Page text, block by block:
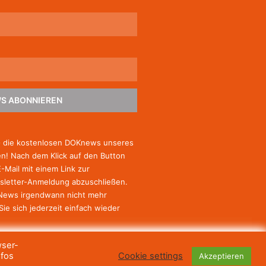
ABONNIEREN
kostenlosen DOKnews unseres
Nach dem Klick auf den Button
Mail mit einem Link zur
Anmeldung abzuschließen.
irgendwann nicht mehr
sich jederzeit einfach wieder
Cookie settings Akzeptieren